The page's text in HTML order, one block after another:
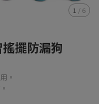
1 / 6
擺防漏狗
。